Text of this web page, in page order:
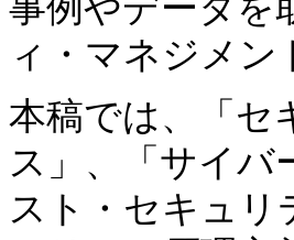
事例やデータを
ィ・マネジメ
本稿では、「セ
ス」、「サイバ
スト・セキュリ